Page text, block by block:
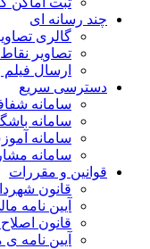
چند رسانه ای
گالری
تصاویر
ارسال
دسترسی سریع
سامانه
سامانه
سامانه
سامانه
قوانین و مقررات
قانون
آیین نامه
قانون
آیین نامه